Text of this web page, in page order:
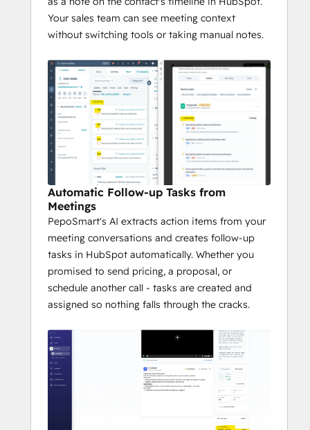
Your sales team can see meeting context
without switching tools or taking manual notes.
Automatic Follow-up Tasks from
Meetings
PepoSmart's AI extracts action items from your
meeting conversations and creates follow-up
tasks in HubSpot automatically. Whether you
promised to send pricing, a proposal, or
schedule another call - tasks are created and
assigned so nothing falls through the cracks.